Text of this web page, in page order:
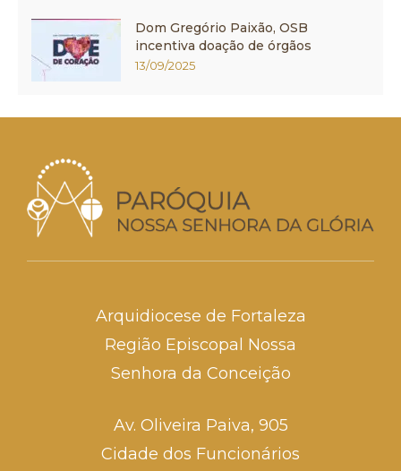
Dom Gregório Paixão, OSB
incentiva doação de órgãos
13/09/2025
Arquidiocese de Fortaleza
Região Episcopal Nossa
Senhora da Conceição
Av. Oliveira Paiva, 905
Cidade dos Funcionários